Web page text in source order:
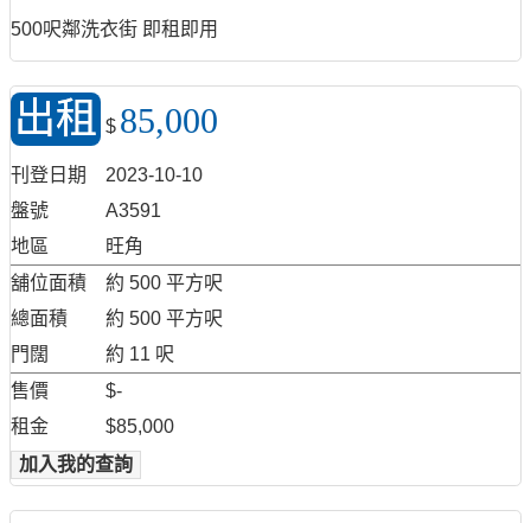
500呎鄰洗衣街 即租即用
出租 $ 85,000
刊登日期
2023-10-10
盤號
A3591
地區
旺角
舖位面積
約 500 平方呎
總面積
約 500 平方呎
門闊
約 11 呎
售價
$-
租金
$85,000
加入我的查詢